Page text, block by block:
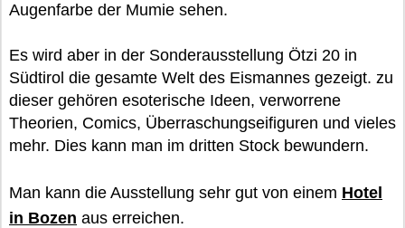
Augenfarbe der Mumie sehen.
Es wird aber in der Sonderausstellung Ötzi 20 in
Südtirol die gesamte Welt des Eismannes gezeigt. zu
dieser gehören esoterische Ideen, verworrene
Theorien, Comics, Überraschungseifiguren und vieles
mehr. Dies kann man im dritten Stock bewundern.
Man kann die Ausstellung sehr gut von einem Hotel
in Bozen aus erreichen.